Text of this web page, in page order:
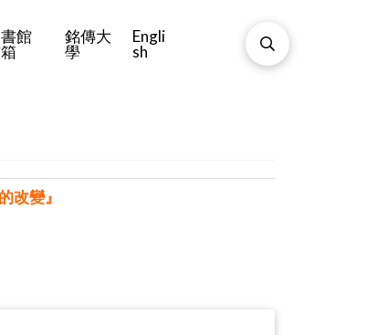
館
銘傳大
學
Engli
sh
改變』